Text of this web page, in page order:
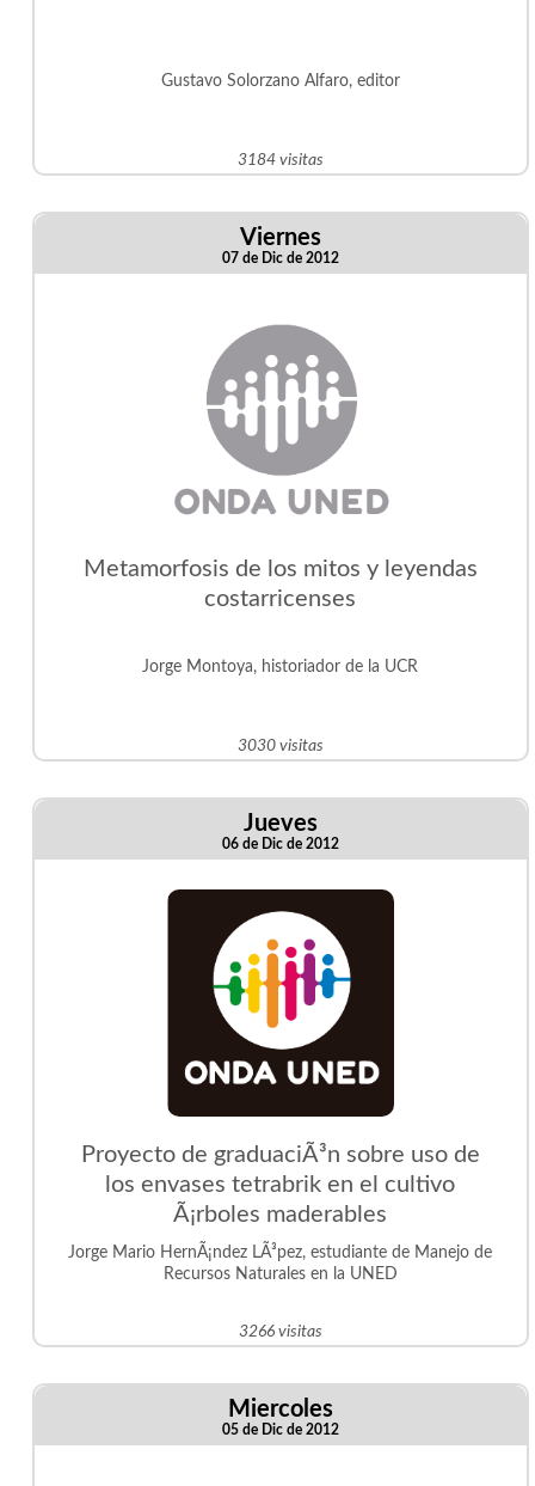
Gustavo Solorzano Alfaro, editor
3184 visitas
Viernes
07 de Dic de 2012
Metamorfosis de los mitos y leyendas
costarricenses
Jorge Montoya, historiador de la UCR
3030 visitas
Jueves
06 de Dic de 2012
Proyecto de graduaciÃ³n sobre uso de
los envases tetrabrik en el cultivo
Ã¡rboles maderables
Jorge Mario HernÃ¡ndez LÃ³pez, estudiante de Manejo de
Recursos Naturales en la UNED
3266 visitas
Miercoles
05 de Dic de 2012